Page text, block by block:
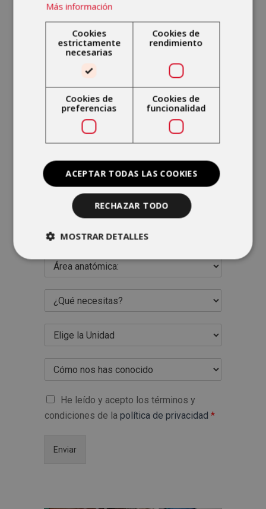
Pide Cita
(Formulario)
He leído y acepto los términos y
condiciones de la política de privacidad *
Enviar
Más información
Cookies
estrictamente
necesarias
Cookies de
rendimiento
Cookies de
preferencias
Cookies de
funcionalidad
ACEPTAR TODAS LAS COOKIES
RECHAZAR TODO
MOSTRAR DETALLES